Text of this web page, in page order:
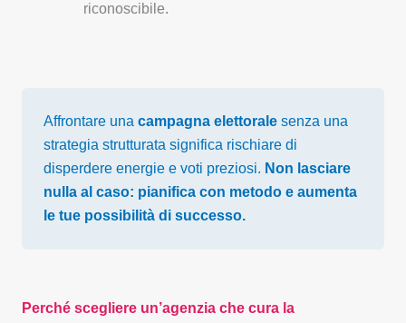
riconoscibile.
Affrontare una campagna elettorale senza una
strategia strutturata significa rischiare di
disperdere energie e voti preziosi. Non lasciare
nulla al caso: pianifica con metodo e aumenta
le tue possibilità di successo.
Perché scegliere un’agenzia che cura la